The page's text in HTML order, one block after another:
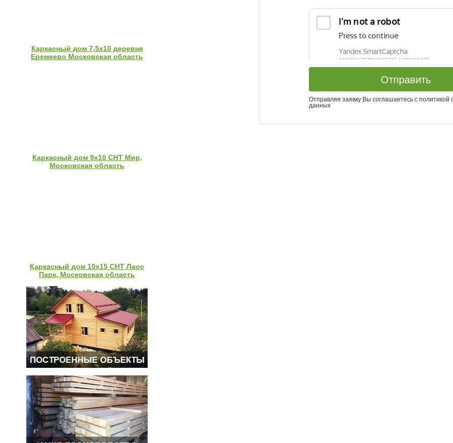
Отправить
Отправляя заявку Вы соглашаетесь с политикой
данных
Каркасный дом 7,5х10 деревня
Еремеево Московская область
Каркасный дом 9х10 СНТ Мир,
Московская область
Каркасный дом 10х15 СНТ Лаос
Парк, Московская область